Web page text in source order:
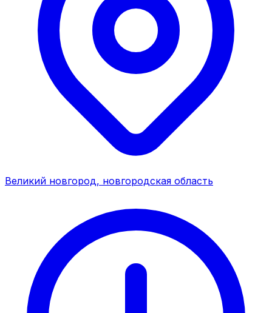
Великий новгород, новгородская область